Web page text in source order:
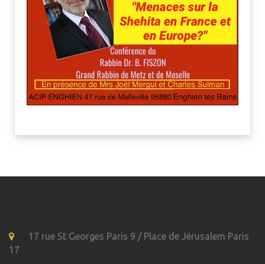
17 rue St Georges Paris 9 / Place de Jérusalem Paris
17